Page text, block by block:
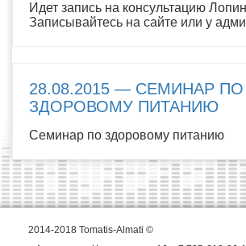
Идет запись на консультацию
Записывайтесь на сайте или у
28.08.2015 — СЕМИНАР ПО
ЗДОРОВОМУ ПИТАНИЮ
Семинар по здоровому питанию
2014-2018 Tomatis-Almati ©